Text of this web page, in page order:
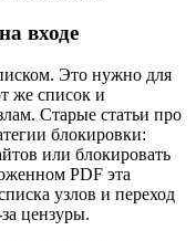
входе
Это нужно для
же список и
Старые статьи про
блокировки:
или блокировать
PDF эта
узлов и переход
цензуры.